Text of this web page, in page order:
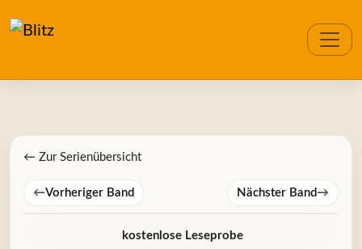
← Zur Serienübersicht
←Vorheriger Band Nächster Band→
kostenlose Leseprobe